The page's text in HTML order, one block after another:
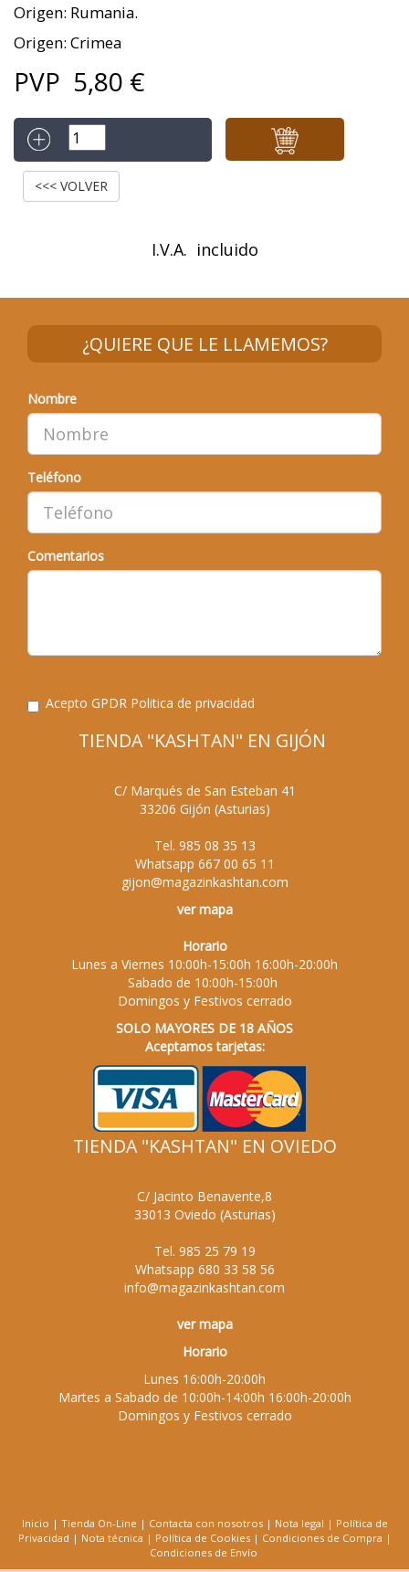
Origen: Rumania.
Origen: Crimea
PVP 5,80 €
<<< VOLVER
I.V.A. incluido
¿QUIERE QUE LE LLAMEMOS?
Nombre
Teléfono
Comentarios
Acepto GPDR Politica de privacidad
TIENDA "KASHTAN" EN GIJÓN
C/ Marqués de San Esteban 41
33206 Gijón (Asturias)
Tel. 985 08 35 13
Whatsapp 667 00 65 11
gijon@magazinkashtan.com
ver mapa
Horario
Lunes a Viernes 10:00h-15:00h 16:00h-20:00h
Sabado de 10:00h-15:00h
Domingos y Festivos cerrado
SOLO MAYORES DE 18 AÑOS
Aceptamos tarjetas:
TIENDA "KASHTAN" EN OVIEDO
C/ Jacinto Benavente,8
33013 Oviedo (Asturias)
Tel. 985 25 79 19
Whatsapp 680 33 58 56
info@magazinkashtan.com
ver mapa
Horario
Lunes 16:00h-20:00h
Martes a Sabado de 10:00h-14:00h 16:00h-20:00h
Domingos y Festivos cerrado
Inicio | Tienda On-Line | Contacta con nosotros| Nota legal | Política de
Privacidad | Nota técnica | Política de Cookies| Condiciones de Compra |
Condiciones de Envío